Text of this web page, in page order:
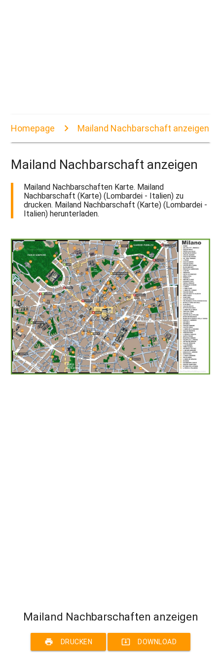
Homepage Mailand Nachbarschaft anzeigen
Mailand Nachbarschaft anzeigen
Mailand Nachbarschaften Karte. Mailand
Nachbarschaft (Karte) (Lombardei - Italien) zu
drucken. Mailand Nachbarschaft (Karte) (Lombardei -
Italien) herunterladen.
Mailand Nachbarschaften anzeigen
print DRUCKEN system_update_alt DOWNLOAD